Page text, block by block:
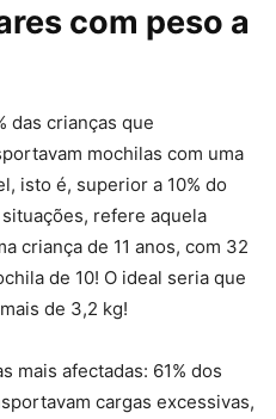
com peso a
das crianças que
mochilas com uma
isto é, superior a 10% do
refere aquela
criança de 11 anos, com 32
de 10! O ideal seria que
de 3,2 kg!
mais afectadas: 61% dos
cargas excessivas,